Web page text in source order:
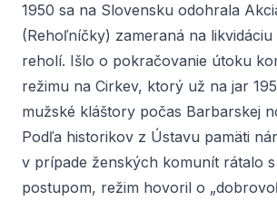
1950 sa na Slovensku odohrala
(Rehoľníčky) zameraná na
reholí. Išlo o pokračovanie útoku
režimu na Cirkev, ktorý už na jar
mužské kláštory počas Barbarskej
Podľa historikov z Ústavu pamäti
v prípade ženských komunít rátalo s
postupom, režim hovoril o